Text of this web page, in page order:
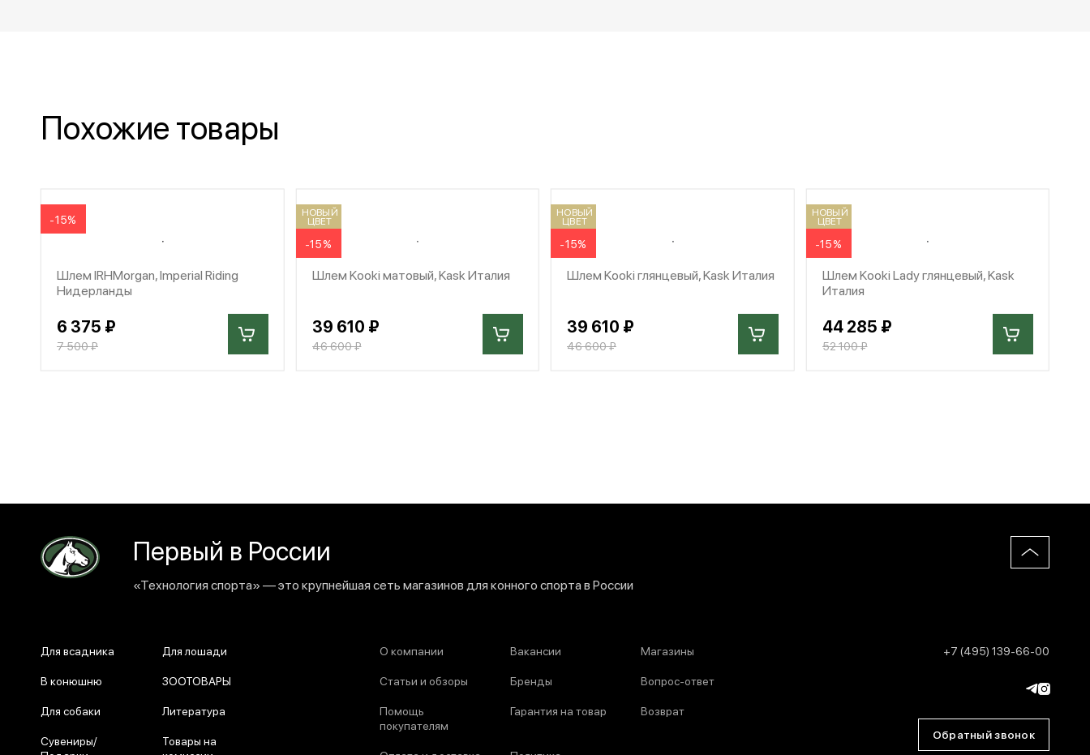
Похожие товары
-15%
Шлем IRHMorgan, Imperial Riding
Нидерланды
6 375 ₽
7 500 ₽
НОВЫЙ
ЦВЕТ
-15%
Шлем Kooki матовый, Kask Италия
39 610 ₽
46 600 ₽
НОВЫЙ
ЦВЕТ
-15%
Шлем Kooki глянцевый, Kask Италия
39 610 ₽
46 600 ₽
НОВЫЙ
ЦВЕТ
-15%
Шлем Kooki Lady глянцевый, Kask
Италия
44 285 ₽
52 100 ₽
Первый в России
«Технология спорта» — это крупнейшая сеть магазинов для конного спорта в России
Для всадника Для лошади
В конюшню ЗООТОВАРЫ
Для собаки Литература
Сувениры/
Товары на
О компании Вакансии Магазины
Статьи и обзоры Бренды Вопрос-ответ
Помощь
покупателям
Гарантия на товар Возврат
+7 (495) 139-66-00
Обратный звонок